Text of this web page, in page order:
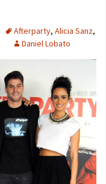
Afterparty, Alicia Sanz,
Daniel Lobato